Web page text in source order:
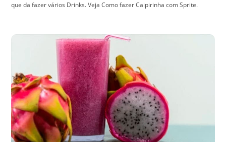
que da fazer vários Drinks. Veja Como fazer Caipirinha com Sprite.